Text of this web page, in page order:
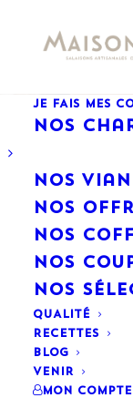
JE FAIS MES
Nos
Nos
NOS
NOS
Nos
Nos
QUALITÉ
RECETTES
BLOG
VENIR
Mon Compte
Voici le seul